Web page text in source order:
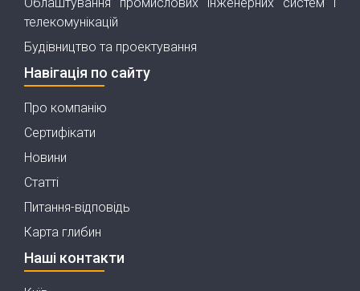
Облаштування промислових інженерних систем і
телекомунікацій
Будівництво та проектування
Навігація по сайту
Про компанію
Сертифікати
Новини
Статті
Питання-відповідь
Карта глибин
Наші контакти